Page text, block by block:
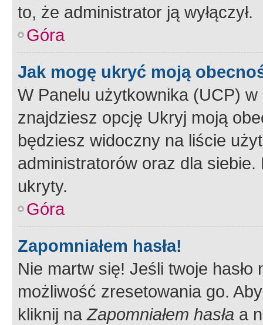
to, że administrator ją wyłączył.
Góra
Jak mogę ukryć moją
W Panelu użytkownika (UCP) w
znajdziesz opcję Ukryj moją
będziesz widoczny na liście
administratorów oraz dla
ukryty.
Góra
Zapomniałem hasła!
Nie martw się! Jeśli twoje
możliwość zresetowania go.
kliknij naZapomniałem hasła a